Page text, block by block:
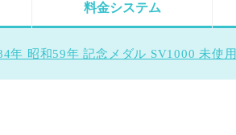
料金システム
年 昭和59年 記念メダル SV1000 未使用